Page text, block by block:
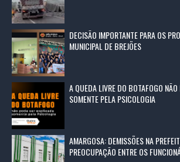
DECISÃO IMPORTANTE PARA OS
MUNICIPAL DE BREJÕES
A QUEDA LIVRE DO BOTAFOGO
SOMENTE PELA PSICOLOGIA
AMARGOSA: DEMISSÕES NA
PREOCUPAÇÃO ENTRE OS